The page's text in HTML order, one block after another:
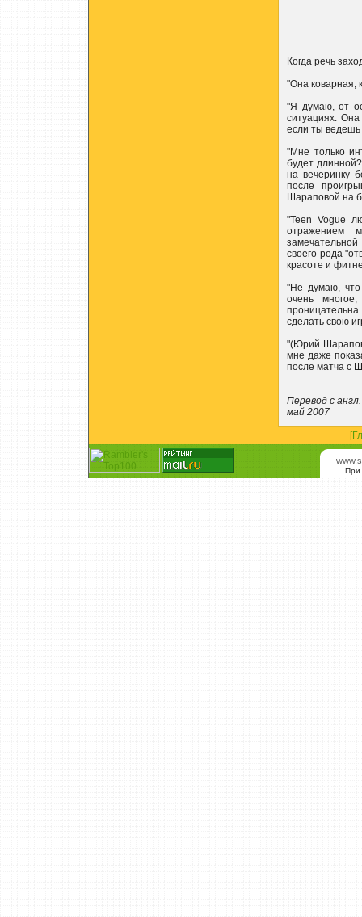
Когда речь
"Она коварная,
"Я думаю, от
ситуациях.
если ты ведешь
"Мне только
будет
на вечеринку
после
Шараповой на
"Teen Vogue
отражением
своего рода
красоте и
"Не думаю,
очень
сделать свою
"(Юрий
мне даже
после матча с
Перевод с
май 2007
При